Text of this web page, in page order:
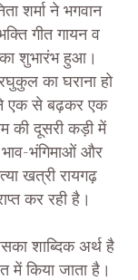
शर्मा ने भगवान
गीत गायन व
शुभारंभ हुआ।
का घराना हो
एक से बढ़कर एक
की दूसरी कड़ी में
भंगिमाओं और
खत्री रायगढ़
कर रही है।
शाब्दिक अर्थ है
में किया जाता है।